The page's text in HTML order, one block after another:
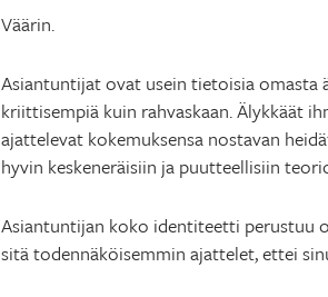
Väärin.
Asiantuntijat ovat usein tietoisia omasta
kriittisempiä kuin rahvaskaan. Älykkäät
ajattelevat kokemuksensa nostavan
hyvin keskeneräisiin ja puutteellisiin
Asiantuntijan koko identiteetti perustuu
sitä todennäköisemmin ajattelet, ettei